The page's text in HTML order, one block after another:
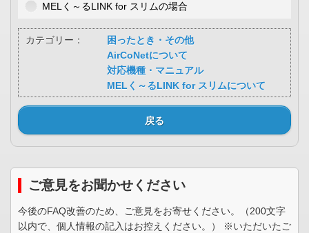
MELく～るLINK for スリムの場合
カテゴリー：
困ったとき・その他
AirCoNetについて
対応機種・マニュアル
MELく～るLINK for スリムについて
戻る
ご意見をお聞かせください
今後のFAQ改善のため、ご意見をお寄せください。（200文字
以内で、個人情報の記入はお控えください。） ※いただいたご